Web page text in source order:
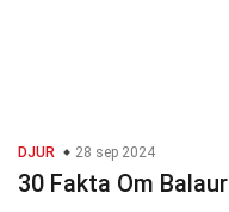
DJUR 28 sep 2024
30 Fakta Om Balaur